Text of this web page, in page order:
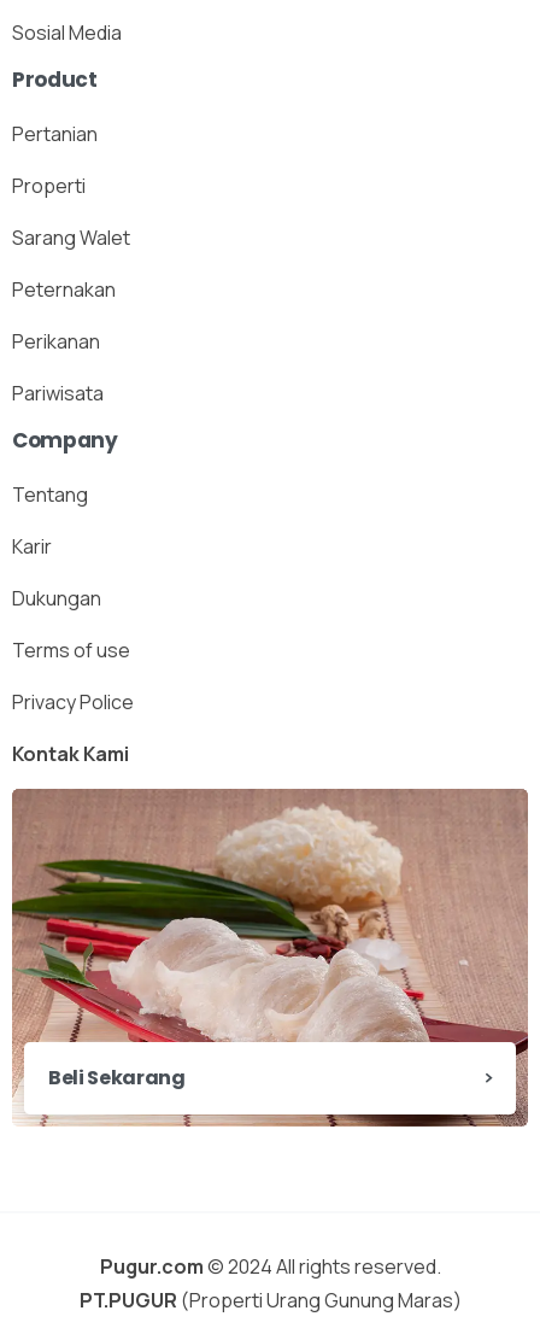
X
Sosial Media
Product
Pertanian
Properti
Sarang Walet
Peternakan
Perikanan
Pariwisata
Company
Tentang
Karir
Dukungan
Terms of use
Privacy Police
Kontak Kami
Beli Sekarang
Pugur.com© 2024 All rights reserved.
PT.PUGUR (Properti Urang Gunung Maras)